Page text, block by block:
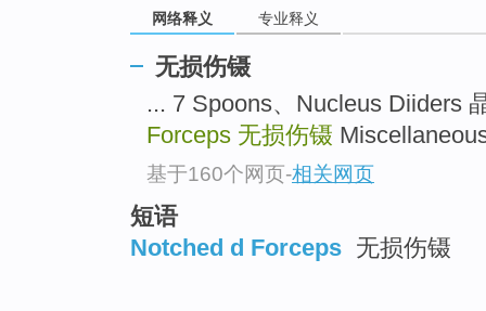
网络释义 专业释义
无损伤镊
... 7 Spoons、Nucleus Diiders
Forceps 无损伤镊
基于160个网页-相关网页
短语
Notched d Forceps 无损伤镊